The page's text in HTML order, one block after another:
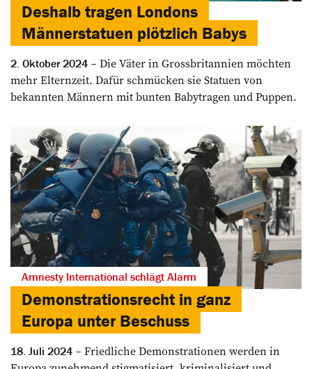
Deshalb tragen Londons
Männerstatuen plötzlich Babys
2. Oktober 2024
Die Väter in Grossbritannien möchten
mehr Elternzeit. Dafür schmücken sie Statuen von
bekannten Männern mit bunten Babytragen und Puppen.
Amnesty International schlägt Alarm
Demonstrationsrecht in ganz
Europa unter Beschuss
18. Juli 2024
Friedliche Demonstrationen werden in